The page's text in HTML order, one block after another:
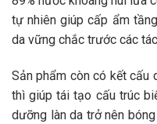
tự nhiên giúp cấp ẩm
da vững chắc trước các
Sản phẩm còn có kết cấu
thì giúp tái tạo cấu trúc
dưỡng làn da trở nên